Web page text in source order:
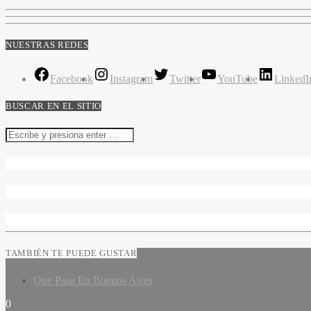
NUESTRAS REDES
Facebook Instagram Twitter YouTube
BUSCAR EN EL SITIO
TAMBIÉN TE PUEDE GUSTAR
Que Pasa En Buenos Aires
0